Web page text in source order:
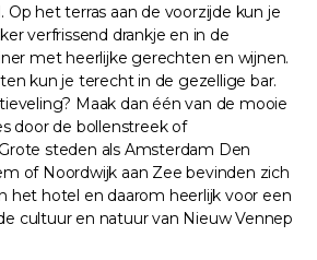
het terras aan de voorzijde kun je
verfrissend drankje en in de
met heerlijke gerechten en wijnen.
kun je terecht in de gezellige bar.
Maak dan één van de mooie
door de bollenstreek of
steden als Amsterdam Den
of Noordwijk aan Zee bevinden zich
het hotel en daarom heerlijk voor een
cultuur en natuur van Nieuw Vennep